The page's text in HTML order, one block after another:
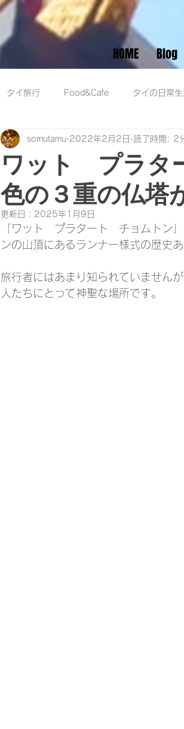
HOME Blog
タイ旅行 Food&Cafe タイの日常
ワット プラタ
色の３重の仏塔
somutamu 2022年2月2日 読了時間: 2
更新日： 2025年1月9日
「ワット　プラタート　チョムトン
ンの山頂にあるランナー様式の歴史あ
旅行者にはあまり知られていません
人たちにとって神聖な場所です。